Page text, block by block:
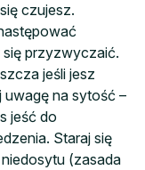
czujesz.
się przyzwyczaić.
jeśli jesz
uwagę na sytość –
jeść do
Staraj się
(zasada